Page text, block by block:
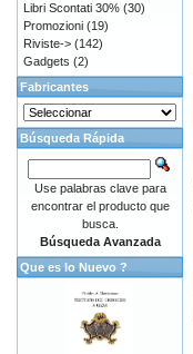
Libri Scontati 30% (30)
Promozioni (19)
Riviste-> (142)
Gadgets (2)
Fabricantes
Búsqueda Rápida
Use palabras clave para
encontrar el producto que
busca.
Búsqueda Avanzada
Que es lo Nuevo ?